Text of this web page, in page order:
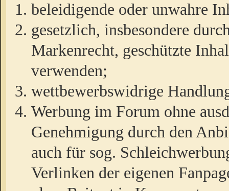
beleidigende oder unwahre
gesetzlich, insbesondere
Markenrecht, geschützte
verwenden;
wettbewerbswidrige
Werbung im Forum ohne
Genehmigung durch den
auch für sog.
Verlinken der eigenen